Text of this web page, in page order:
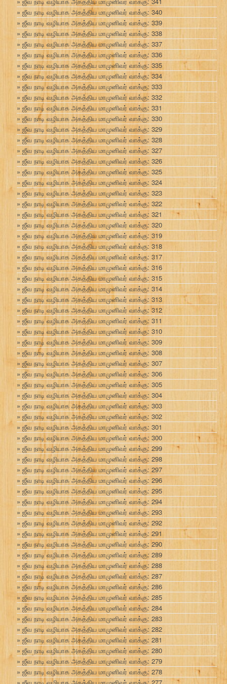
ஜீவ நாடி வழியாக அகத்திய மாமுனிவர் வாக்கு: 340
ஜீவ நாடி வழியாக அகத்திய மாமுனிவர் வாக்கு: 339
ஜீவ நாடி வழியாக அகத்திய மாமுனிவர் வாக்கு: 338
ஜீவ நாடி வழியாக அகத்திய மாமுனிவர் வாக்கு: 337
ஜீவ நாடி வழியாக அகத்திய மாமுனிவர் வாக்கு: 336
ஜீவ நாடி வழியாக அகத்திய மாமுனிவர் வாக்கு: 335
ஜீவ நாடி வழியாக அகத்திய மாமுனிவர் வாக்கு: 334
ஜீவ நாடி வழியாக அகத்திய மாமுனிவர் வாக்கு: 333
ஜீவ நாடி வழியாக அகத்திய மாமுனிவர் வாக்கு: 332
ஜீவ நாடி வழியாக அகத்திய மாமுனிவர் வாக்கு: 331
ஜீவ நாடி வழியாக அகத்திய மாமுனிவர் வாக்கு: 330
ஜீவ நாடி வழியாக அகத்திய மாமுனிவர் வாக்கு: 329
ஜீவ நாடி வழியாக அகத்திய மாமுனிவர் வாக்கு: 328
ஜீவ நாடி வழியாக அகத்திய மாமுனிவர் வாக்கு: 327
ஜீவ நாடி வழியாக அகத்திய மாமுனிவர் வாக்கு: 326
ஜீவ நாடி வழியாக அகத்திய மாமுனிவர் வாக்கு: 325
ஜீவ நாடி வழியாக அகத்திய மாமுனிவர் வாக்கு: 324
ஜீவ நாடி வழியாக அகத்திய மாமுனிவர் வாக்கு: 323
ஜீவ நாடி வழியாக அகத்திய மாமுனிவர் வாக்கு: 322
ஜீவ நாடி வழியாக அகத்திய மாமுனிவர் வாக்கு: 321
ஜீவ நாடி வழியாக அகத்திய மாமுனிவர் வாக்கு: 320
ஜீவ நாடி வழியாக அகத்திய மாமுனிவர் வாக்கு: 319
ஜீவ நாடி வழியாக அகத்திய மாமுனிவர் வாக்கு: 318
ஜீவ நாடி வழியாக அகத்திய மாமுனிவர் வாக்கு: 317
ஜீவ நாடி வழியாக அகத்திய மாமுனிவர் வாக்கு: 316
ஜீவ நாடி வழியாக அகத்திய மாமுனிவர் வாக்கு: 315
ஜீவ நாடி வழியாக அகத்திய மாமுனிவர் வாக்கு: 314
ஜீவ நாடி வழியாக அகத்திய மாமுனிவர் வாக்கு: 313
ஜீவ நாடி வழியாக அகத்திய மாமுனிவர் வாக்கு: 312
ஜீவ நாடி வழியாக அகத்திய மாமுனிவர் வாக்கு: 311
ஜீவ நாடி வழியாக அகத்திய மாமுனிவர் வாக்கு: 310
ஜீவ நாடி வழியாக அகத்திய மாமுனிவர் வாக்கு: 309
ஜீவ நாடி வழியாக அகத்திய மாமுனிவர் வாக்கு: 308
ஜீவ நாடி வழியாக அகத்திய மாமுனிவர் வாக்கு: 307
ஜீவ நாடி வழியாக அகத்திய மாமுனிவர் வாக்கு: 306
ஜீவ நாடி வழியாக அகத்திய மாமுனிவர் வாக்கு: 305
ஜீவ நாடி வழியாக அகத்திய மாமுனிவர் வாக்கு: 304
ஜீவ நாடி வழியாக அகத்திய மாமுனிவர் வாக்கு: 303
ஜீவ நாடி வழியாக அகத்திய மாமுனிவர் வாக்கு: 302
ஜீவ நாடி வழியாக அகத்திய மாமுனிவர் வாக்கு: 301
ஜீவ நாடி வழியாக அகத்திய மாமுனிவர் வாக்கு: 300
ஜீவ நாடி வழியாக அகத்திய மாமுனிவர் வாக்கு: 299
ஜீவ நாடி வழியாக அகத்திய மாமுனிவர் வாக்கு: 298
ஜீவ நாடி வழியாக அகத்திய மாமுனிவர் வாக்கு: 297
ஜீவ நாடி வழியாக அகத்திய மாமுனிவர் வாக்கு: 296
ஜீவ நாடி வழியாக அகத்திய மாமுனிவர் வாக்கு: 295
ஜீவ நாடி வழியாக அகத்திய மாமுனிவர் வாக்கு: 294
ஜீவ நாடி வழியாக அகத்திய மாமுனிவர் வாக்கு: 293
ஜீவ நாடி வழியாக அகத்திய மாமுனிவர் வாக்கு: 292
ஜீவ நாடி வழியாக அகத்திய மாமுனிவர் வாக்கு: 291
ஜீவ நாடி வழியாக அகத்திய மாமுனிவர் வாக்கு: 290
ஜீவ நாடி வழியாக அகத்திய மாமுனிவர் வாக்கு: 289
ஜீவ நாடி வழியாக அகத்திய மாமுனிவர் வாக்கு: 288
ஜீவ நாடி வழியாக அகத்திய மாமுனிவர் வாக்கு: 287
ஜீவ நாடி வழியாக அகத்திய மாமுனிவர் வாக்கு: 286
ஜீவ நாடி வழியாக அகத்திய மாமுனிவர் வாக்கு: 285
ஜீவ நாடி வழியாக அகத்திய மாமுனிவர் வாக்கு: 284
ஜீவ நாடி வழியாக அகத்திய மாமுனிவர் வாக்கு: 283
ஜீவ நாடி வழியாக அகத்திய மாமுனிவர் வாக்கு: 282
ஜீவ நாடி வழியாக அகத்திய மாமுனிவர் வாக்கு: 281
ஜீவ நாடி வழியாக அகத்திய மாமுனிவர் வாக்கு: 280
ஜீவ நாடி வழியாக அகத்திய மாமுனிவர் வாக்கு: 279
ஜீவ நாடி வழியாக அகத்திய மாமுனிவர் வாக்கு: 278